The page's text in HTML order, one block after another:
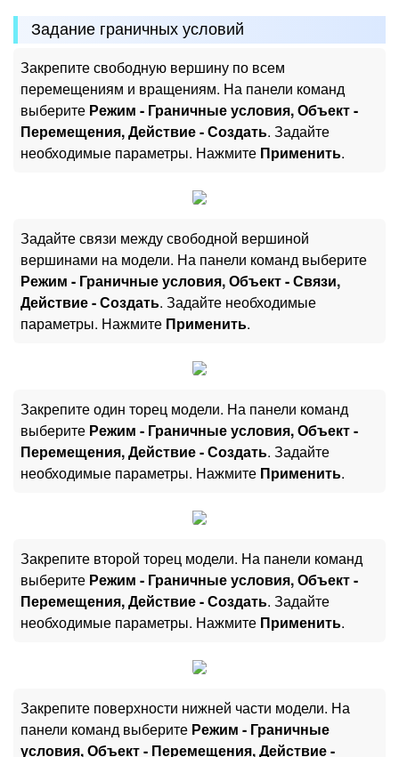
Задание граничных условий
Закрепите свободную вершину по всем
перемещениям и вращениям. На панели команд
выберите Режим - Граничные условия, Объект -
Перемещения, Действие - Создать. Задайте
необходимые параметры. Нажмите Применить.
Задайте связи между свободной вершиной
вершинами на модели. На панели команд выберите
Режим - Граничные условия, Объект - Связи,
Действие - Создать. Задайте необходимые
параметры. Нажмите Применить.
Закрепите один торец модели. На панели команд
выберите Режим - Граничные условия, Объект -
Перемещения, Действие - Создать. Задайте
необходимые параметры. Нажмите Применить.
Закрепите второй торец модели. На панели команд
выберите Режим - Граничные условия, Объект -
Перемещения, Действие - Создать. Задайте
необходимые параметры. Нажмите Применить.
Закрепите поверхности нижней части модели. На
панели команд выберите Режим - Граничные
условия, Объект - Перемещения, Действие -